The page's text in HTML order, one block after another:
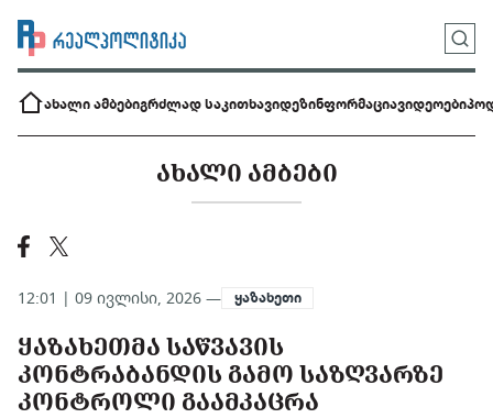
ახალი ამბებიგრძლად საკითხავიდეზინფორმაციავიდეოები
ᲐᲮᲐᲚᲘ ᲐᲛᲑᲔᲑᲘ
12:01 | 09 ივლისი, 2026 — ყაზახეთი
ᲧᲐᲖᲐᲮᲔᲗᲛᲐ ᲡᲐᲬᲕᲐᲕᲘᲡ
ᲙᲝᲜᲢᲠᲐᲑᲐᲜᲓᲘᲡ ᲒᲐᲛᲝ ᲡᲐᲖᲦᲕᲐᲠᲖᲔ
ᲙᲝᲜᲢᲠᲝᲚᲘ ᲒᲐᲐᲛᲙᲐᲪᲠᲐ